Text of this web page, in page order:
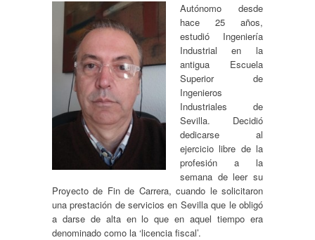
Autónomo desde
hace 25 años,
estudió Ingeniería
Industrial en la
antigua Escuela
Superior de
Ingenieros
Industriales de
Sevilla. Decidió
dedicarse al
ejercicio libre de la
profesión a la
semana de leer su
Proyecto de Fin de Carrera, cuando le solicitaron
una prestación de servicios en Sevilla que le obligó
a darse de alta en lo que en aquel tiempo era
denominado como la ‘licencia fiscal’.